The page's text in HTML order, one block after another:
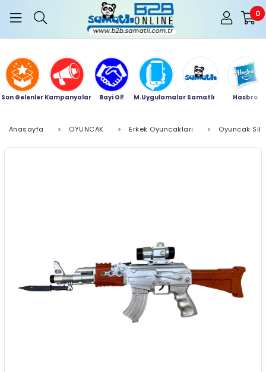
0
Son Gelenler Kampanyalar Bayi Ol! M.Uygulamalar Samatlı Hasbro
Anasayfa > OYUNCAK > Erkek Oyuncakları > Oyuncak